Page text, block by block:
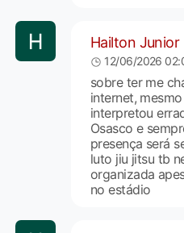
Hailton Junior
12/06/2026
sobre ter me
internet,
interpretou
Osasco e
presença será
luto jiu jitsu tb
organizada
no estádio